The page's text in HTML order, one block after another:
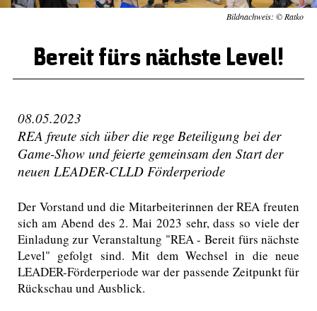
Bildnachweis: © Ratko
Bereit fürs nächste Level!
08.05.2023
REA freute sich über die rege Beteiligung bei der
Game-Show und feierte gemeinsam den Start der
neuen LEADER-CLLD Förderperiode
Der Vorstand und die Mitarbeiterinnen der REA freuten
sich am Abend des 2. Mai 2023 sehr, dass so viele der
Einladung zur Veranstaltung "REA - Bereit fürs nächste
Level" gefolgt sind. Mit dem Wechsel in die neue
LEADER-Förderperiode war der passende Zeitpunkt für
Rückschau und Ausblick.